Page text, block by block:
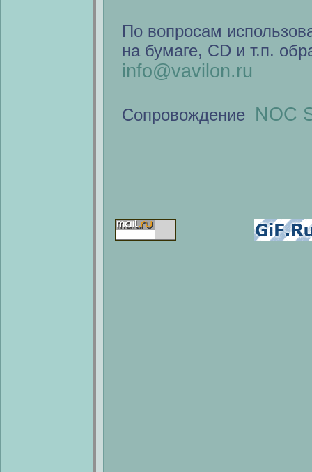
По вопросам
на бумаге, CD и т.п.
info@vavilon.ru
Сопровождение NOC